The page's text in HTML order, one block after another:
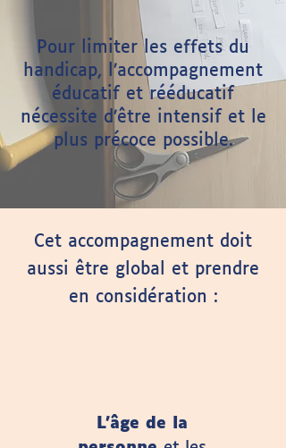
Pour limiter les effets du
handicap, l’accompagnement
éducatif et rééducatif
nécessite d’être intensif et le
plus précoce possible.
Cet accompagnement doit
aussi être global et prendre
en considération :​
L’âge de la